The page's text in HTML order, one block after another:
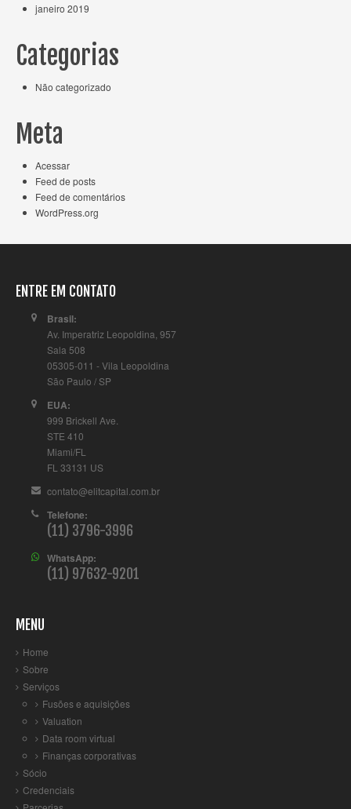
janeiro 2019
Categorias
Não categorizado
Meta
Acessar
Feed de posts
Feed de comentários
WordPress.org
ENTRE EM CONTATO
Brasil:
Av. Imperatriz Leopoldina, 957
Sala 508
05305-011 - Vila Leopoldina
São Paulo / SP
EUA:
999 Brickell Ave.
STE 410
Miami/FL
FL 33131 US
contato@elitcapital.com.br
Telefone:
(11) 3796-3996
WhatsApp:
(11) 97632-9201
MENU
Home
Sobre
Serviços
Fusões e aquisições
Valuation
Data room virtual
Finanças corporativas
Sócio
Credenciais